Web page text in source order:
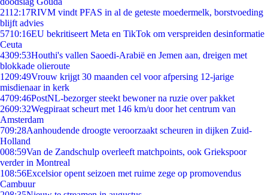
2112:17RIVM vindt PFAS in al de geteste moedermelk, borstvoeding
blijft advies
5710:16EU bekritiseert Meta en TikTok om verspreiden desinformatie
Ceuta
4309:53Houthi's vallen Saoedi-Arabië en Jemen aan, dreigen met
blokkade olieroute
1209:49Vrouw krijgt 30 maanden cel voor afpersing 12-jarige
misdienaar in kerk
4709:46PostNL-bezorger steekt bewoner na ruzie over pakket
2609:32Wegpiraat scheurt met 146 km/u door het centrum van
Amsterdam
709:28Aanhoudende droogte veroorzaakt scheuren in dijken Zuid-
Holland
008:59Van de Zandschulp overleeft matchpoints, ook Griekspoor
verder in Montreal
108:56Excelsior opent seizoen met ruime zege op promovendus
Cambuur